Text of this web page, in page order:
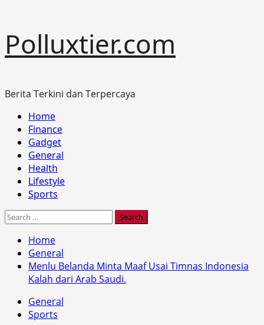
to
content
Polluxtier.com
Berita Terkini dan Terpercaya
Primary
Menu
Home
Finance
Gadget
General
Health
Lifestyle
Sports
Search
Home
General
Menlu Belanda Minta Maaf Usai Timnas Indonesia
Kalah dari Arab Saudi.
General
Sports